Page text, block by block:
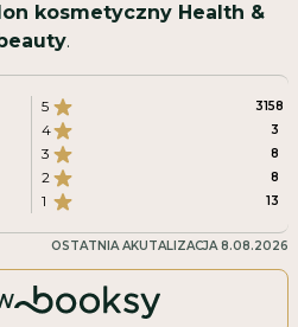
kosmetyczny Health &
beauty.
5 3158
4 3
3 8
2 8
1 13
OSTATNIA AKUTALIZACJA8.08.2026